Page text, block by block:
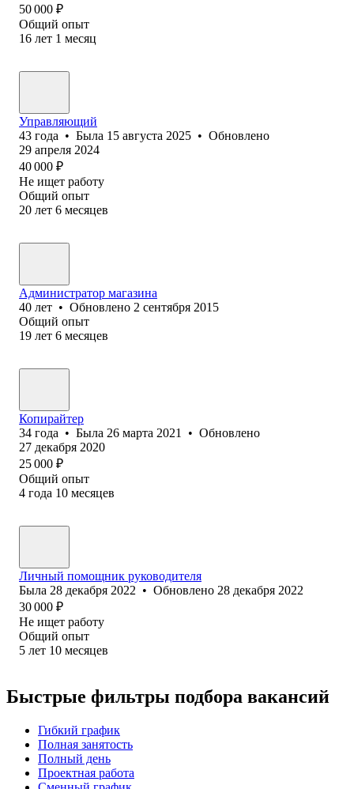
50 000 ₽
Общий опыт
16 лет 1 месяц
Управляющий
43 года • Была 15 августа 2025 • Обновлено
29 апреля 2024
40 000 ₽
Не ищет работу
Общий опыт
20 лет 6 месяцев
Администратор магазина
40 лет • Обновлено 2 сентября 2015
Общий опыт
19 лет 6 месяцев
Копирайтер
34 года • Была 26 марта 2021 • Обновлено
27 декабря 2020
25 000 ₽
Общий опыт
4 года 10 месяцев
Личный помощник руководителя
Была 28 декабря 2022 • Обновлено 28 декабря 2022
30 000 ₽
Не ищет работу
Общий опыт
5 лет 10 месяцев
Быстрые фильтры подбора вакансий
Гибкий график
Полная занятость
Полный день
Проектная работа